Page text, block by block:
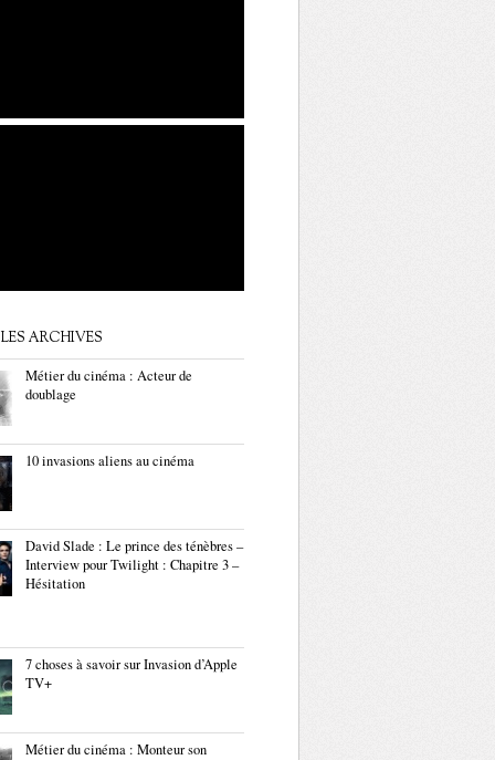
ARCHIVES
Métier du cinéma : Acteur de
doublage
10 invasions aliens au cinéma
David Slade : Le prince des ténèbres –
Interview pour Twilight : Chapitre 3 –
Hésitation
7 choses à savoir sur Invasion d’Apple
TV+
Métier du cinéma : Monteur son